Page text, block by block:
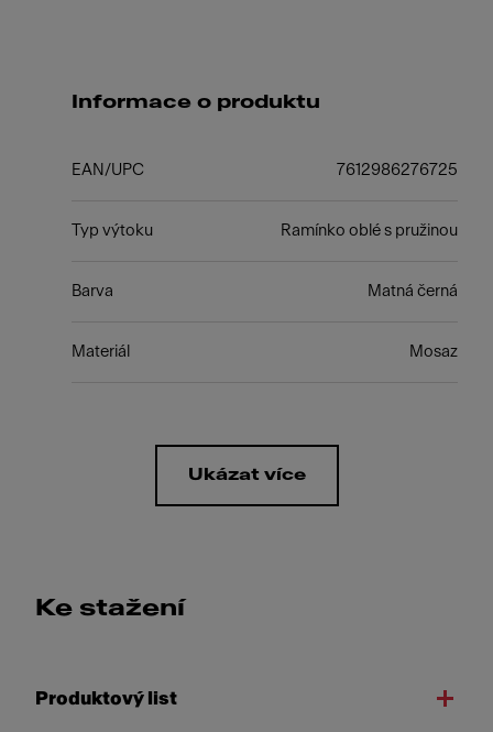
Informace o produktu
EAN/UPC 7612986276725
Typ výtoku Ramínko oblé s pružinou
Barva Matná černá
Materiál Mosaz
Ukázat více
Ke stažení
Produktový list